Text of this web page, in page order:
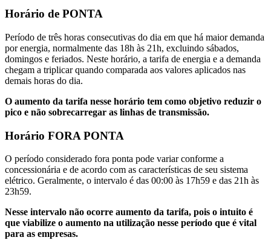
Horário de PONTA
Período de três horas consecutivas do dia em que há maior demanda
por energia, normalmente das 18h às 21h, excluindo sábados,
domingos e feriados. Neste horário, a tarifa de energia e a demanda
chegam a triplicar quando comparada aos valores aplicados nas
demais horas do dia.
O aumento da tarifa nesse horário tem como objetivo reduzir o
pico e não sobrecarregar as linhas de transmissão.
Horário FORA PONTA
O período considerado fora ponta pode variar conforme a
concessionária e de acordo com as características de seu sistema
elétrico. Geralmente, o intervalo é das 00:00 às 17h59 e das 21h às
23h59.
Nesse intervalo não ocorre aumento da tarifa, pois o intuito é
que viabilize o aumento na utilização nesse período que é vital
para as empresas.